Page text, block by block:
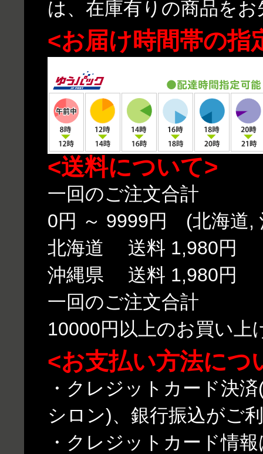
は、在庫有りの商品を
<お届け時間帯の指
<送料について>
一回のご注文合計
0円 ～ 9999円 (北海道,
北海道 送料 1,980円
沖縄県 送料 1,980円
一回のご注文合計
10000円以上のお買い上
<お支払い方法につ
・クレジットカード決
シロン)、銀行振込がご
・クレジットカード情